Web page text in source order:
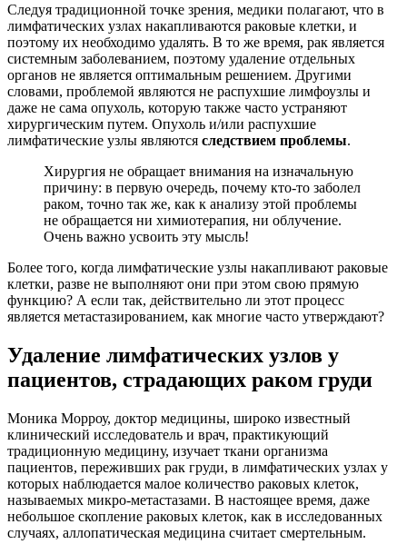
Следуя традиционной точке зрения, медики полагают, что в
лимфатических узлах накапливаются раковые клетки, и
поэтому их необходимо удалять. В то же время, рак является
системным заболеванием, поэтому удаление отдельных
органов не является оптимальным решением. Другими
словами, проблемой являются не распухшие лимфоузлы и
даже не сама опухоль, которую также часто устраняют
хирургическим путем. Опухоль и/или распухшие
лимфатические узлы являются следствием проблемы.
Хирургия не обращает внимания на изначальную
причину: в первую очередь, почему кто-то заболел
раком, точно так же, как к анализу этой проблемы
не обращается ни химиотерапия, ни облучение.
Очень важно усвоить эту мысль!
Более того, когда лимфатические узлы накапливают раковые
клетки, разве не выполняют они при этом свою прямую
функцию? А если так, действительно ли этот процесс
является метастазированием, как многие часто утверждают?
Удаление лимфатических узлов у
пациентов, страдающих раком груди
Моника Морроу, доктор медицины, широко известный
клинический исследователь и врач, практикующий
традиционную медицину, изучает ткани организма
пациентов, переживших рак груди, в лимфатических узлах у
которых наблюдается малое количество раковых клеток,
называемых микро-метастазами. В настоящее время, даже
небольшое скопление раковых клеток, как в исследованных
случаях, аллопатическая медицина считает смертельным.